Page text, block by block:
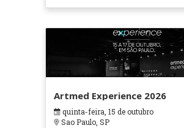
Artmed Experience 2026
quinta-feira, 15 de outubro
Sao Paulo, SP